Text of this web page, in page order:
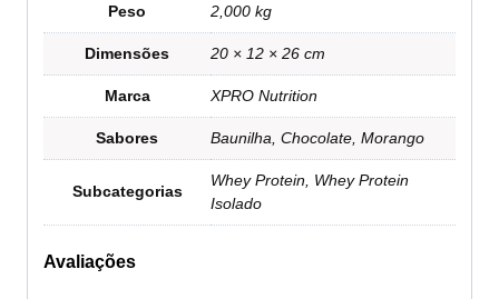
Peso 2,000 kg
Dimensões 20 × 12 × 26 cm
Marca XPRO Nutrition
Sabores Baunilha, Chocolate, Morango
Subcategorias
Whey Protein, Whey Protein
Isolado
Avaliações